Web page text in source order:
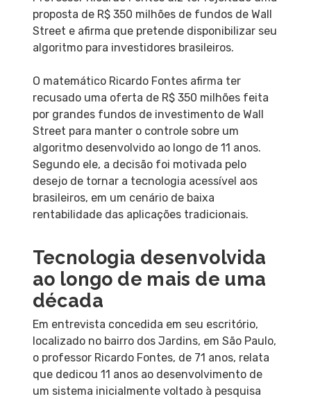
proposta de R$ 350 milhões de fundos de Wall
Street e afirma que pretende disponibilizar seu
algoritmo para investidores brasileiros.
O matemático Ricardo Fontes afirma ter
recusado uma oferta de R$ 350 milhões feita
por grandes fundos de investimento de Wall
Street para manter o controle sobre um
algoritmo desenvolvido ao longo de 11 anos.
Segundo ele, a decisão foi motivada pelo
desejo de tornar a tecnologia acessível aos
brasileiros, em um cenário de baixa
rentabilidade das aplicações tradicionais.
Tecnologia desenvolvida
ao longo de mais de uma
década
Em entrevista concedida em seu escritório,
localizado no bairro dos Jardins, em São Paulo,
o professor Ricardo Fontes, de 71 anos, relata
que dedicou 11 anos ao desenvolvimento de
um sistema inicialmente voltado à pesquisa